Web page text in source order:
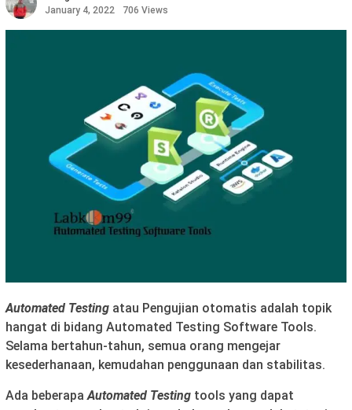
January 4, 2022
706 Views
Automated Testing atau Pengujian otomatis adalah topik
hangat di bidang Automated Testing Software Tools.
Selama bertahun-tahun, semua orang mengejar
kesederhanaan, kemudahan penggunaan dan stabilitas.
Ada beberapaAutomated Testing tools yang dapat